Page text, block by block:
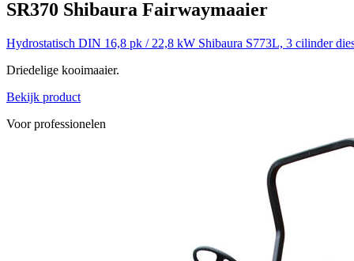
SR370 Shibaura Fairwaymaaier
Hydrostatisch DIN 16,8 pk / 22,8 kW Shibaura S773L, 3 cilinder
Driedelige kooimaaier.
Bekijk product
Voor professionelen